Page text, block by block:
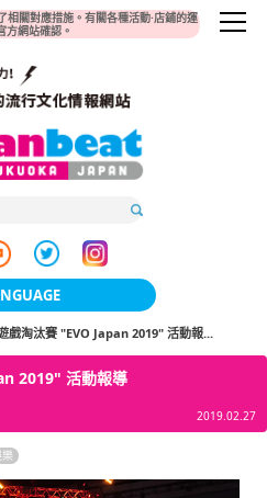
關對應措施。有關各種活動·店鋪的運
方網站確認。
日本語
한국어
體中文
戲淘汰賽 "EVO Japan 2019" 活動報...
2019" 活動報導
2019.02.27